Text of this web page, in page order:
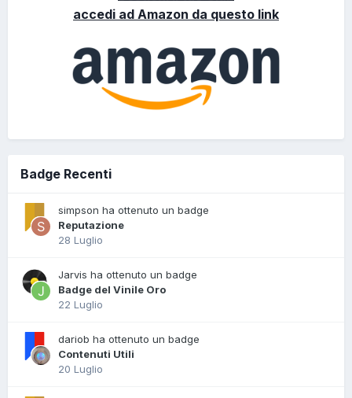
accedi ad Amazon da questo link
Badge Recenti
simpson ha ottenuto un badge
Reputazione
28 Luglio
Jarvis ha ottenuto un badge
Badge del Vinile Oro
22 Luglio
dariob ha ottenuto un badge
Contenuti Utili
20 Luglio